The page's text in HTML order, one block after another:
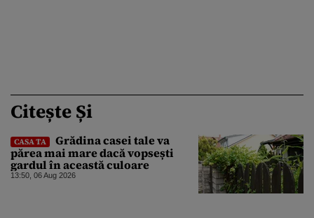
Citește Și
CASA TA
Grădina casei tale va
părea mai mare dacă vopsești
gardul în această culoare
13:50, 06 Aug 2026